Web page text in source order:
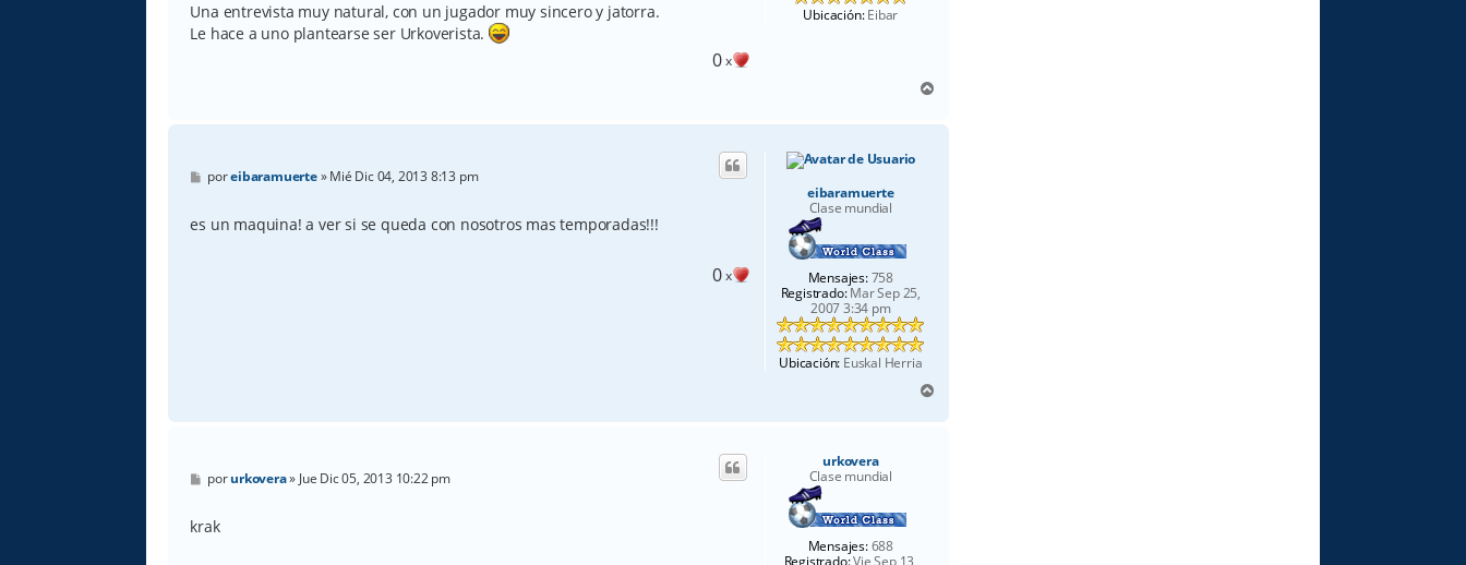
Ubicación:Eibar
Una entrevista muy natural, con un jugador muy sincero y jatorra.
Le hace a uno plantearse ser Urkoverista.
0x
r
eibaramuerte
Clase mundial
Mensajes:758
Registrado:Mar Sep 25,
2007 3:34 pm
Ubicación: Euskal Herria
M
e
s
a
poreibaramuerte»Mié Dic 04, 2013 8:13 pm
es un maquina! a ver si se queda con nosotros mas temporadas!!!
0x
r
urkovera
Clase mundial
Mensajes:688
M
e
s
a
porurkovera» Jue Dic 05, 2013 10:22 pm
krak